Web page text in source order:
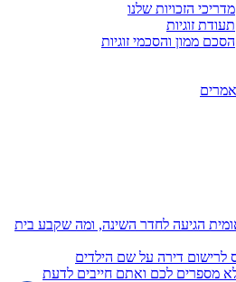
מדריכי הזכויות שלנו
תעודת זוגיות
הסכם ממון והסכמי זוגיות
הגיעה לחדר השינה, ומה שקבע בית
לרישום דירה על שם הילדים
מספרים לכם ואתם חייבים לדעת